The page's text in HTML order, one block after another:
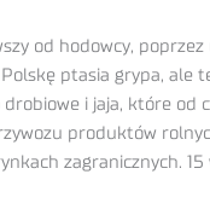
od hodowcy,
ptasia grypa,
i jaja, które od
produktów
zagranicznych.